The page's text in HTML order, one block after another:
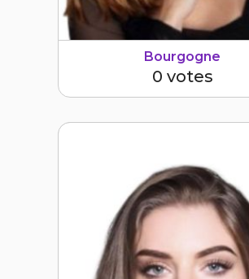
Bourgogne
0 votes